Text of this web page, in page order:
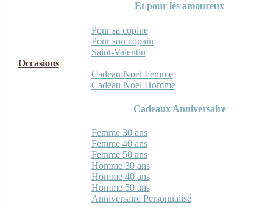
Et pour les amoureux
Pour sa copine
Pour son copain
Saint-Valentin
Occasions
Cadeau Noel Femme
Cadeau Noel Homme
Cadeaux Anniversaire
Femme 30 ans
Femme 40 ans
Femme 50 ans
Homme 30 ans
Homme 40 ans
Homme 50 ans
Anniversaire Personnalisé